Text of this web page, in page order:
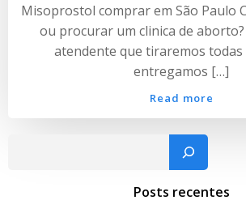
Misoprostol comprar em São Paulo
ou procurar um clinica de aborto?
atendente que tiraremos todas
entregamos […]
Read more
Pesquisar
Posts recentes